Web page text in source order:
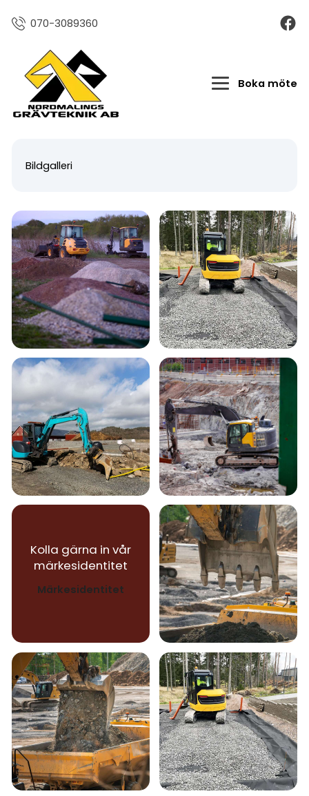
070-3089360
Boka möte
Bildgalleri
Kolla gärna in vår
märkesidentitet
Märkesidentitet